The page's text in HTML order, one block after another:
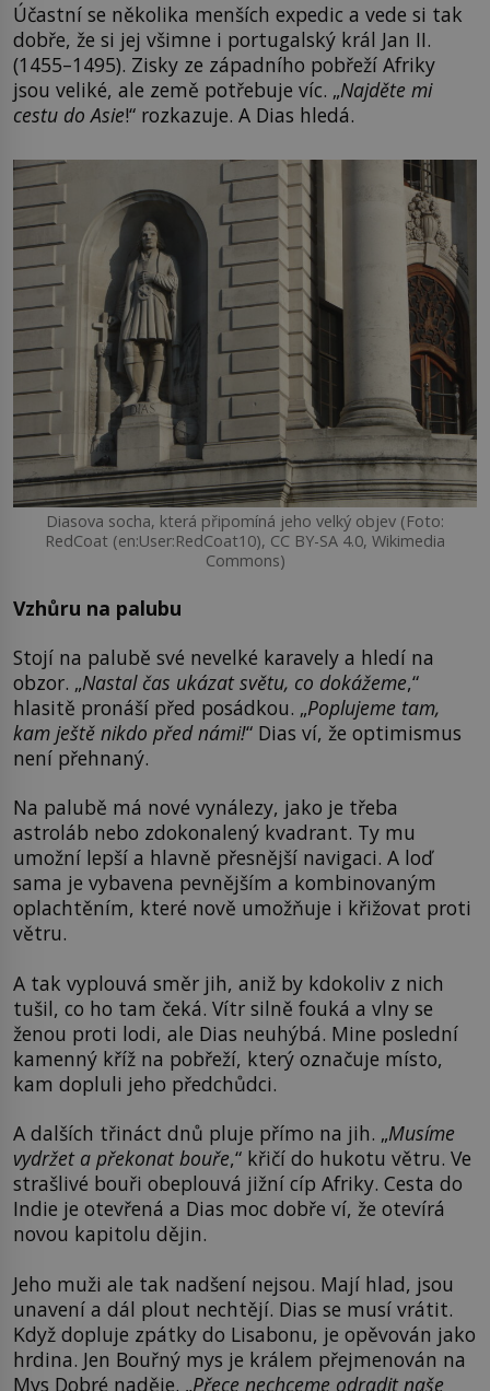
Účastní se několika menších expedic a vede si tak
dobře, že si jej všimne i portugalský král Jan II.
(1455–1495). Zisky ze západního pobřeží Afriky
jsou veliké, ale země potřebuje víc. „Najděte mi
cestu do Asie!“ rozkazuje. A Dias hledá.
Diasova socha, která připomíná jeho velký objev (Foto:
RedCoat (en:User:RedCoat10), CC BY-SA 4.0, Wikimedia
Commons)
Vzhůru na palubu
Stojí na palubě své nevelké karavely a hledí na
obzor. „Nastal čas ukázat světu, co dokážeme,“
hlasitě pronáší před posádkou. „Poplujeme tam,
kam ještě nikdo před námi!“ Dias ví, že optimismus
není přehnaný.
Na palubě má nové vynálezy, jako je třeba
astroláb nebo zdokonalený kvadrant. Ty mu
umožní lepší a hlavně přesnější navigaci. A loď
sama je vybavena pevnějším a kombinovaným
oplachtěním, které nově umožňuje i křižovat proti
větru.
A tak vyplouvá směr jih, aniž by kdokoliv z nich
tušil, co ho tam čeká. Vítr silně fouká a vlny se
ženou proti lodi, ale Dias neuhýbá. Mine poslední
kamenný kříž na pobřeží, který označuje místo,
kam dopluli jeho předchůdci.
A dalších třináct dnů pluje přímo na jih. „Musíme
vydržet a překonat bouře,“ křičí do hukotu větru. Ve
strašlivé bouři obeplouvá jižní cíp Afriky. Cesta do
Indie je otevřená a Dias moc dobře ví, že otevírá
novou kapitolu dějin.
Jeho muži ale tak nadšení nejsou. Mají hlad, jsou
unavení a dál plout nechtějí. Dias se musí vrátit.
Když dopluje zpátky do Lisabonu, je opěvován jako
hrdina. Jen Bouřný mys je králem přejmenován na
Mys Dobré naděje. „Přece nechceme odradit naše